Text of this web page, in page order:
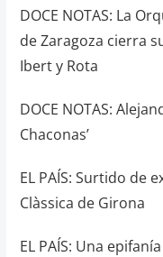
DOCE NOTAS: La
de Zaragoza cierra
Ibert y Rota
DOCE NOTAS:
Chaconas’
EL PAÍS: Surtido de
Clàssica de Girona
EL PAÍS: Una